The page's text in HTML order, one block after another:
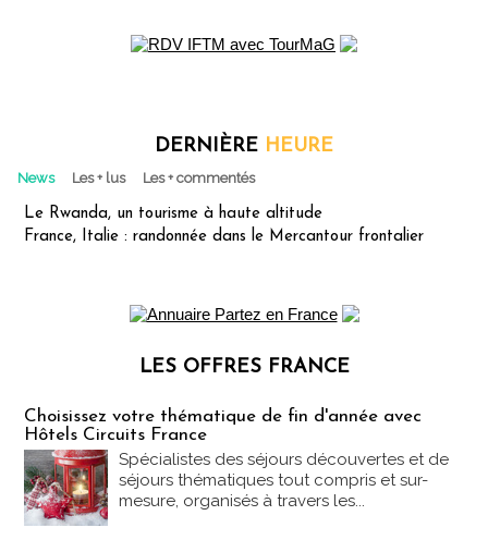
DERNIÈRE HEURE
News Les + lus Les + commentés
Le Rwanda, un tourisme à haute altitude
France, Italie : randonnée dans le Mercantour frontalier
LES OFFRES FRANCE
Choisissez votre thématique de fin d'année avec
Hôtels Circuits France
Spécialistes des séjours découvertes et de
séjours thématiques tout compris et sur-
mesure, organisés à travers les...